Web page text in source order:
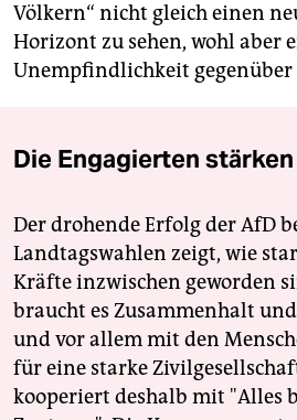
Völkern“ nicht gleich einen
Horizont zu sehen, wohl aber
Unempfindlichkeit gegenüber
Die Engagierten stärken
Der drohende Erfolg der AfD
Landtagswahlen zeigt, wie
Kräfte inzwischen geworden
braucht es Zusammenhalt
und vor allem mit den
für eine starke
kooperiert deshalb mit "Alles